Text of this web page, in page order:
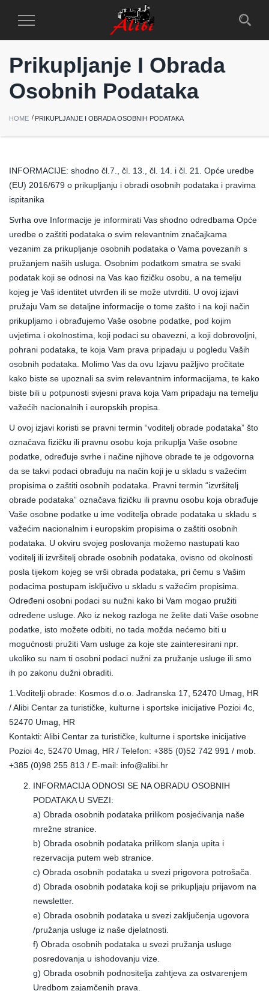
Toggle
Prikupljanje I Obrada
Osobnih Podataka
HOME PRIKUPLJANJE I OBRADA OSOBNIH PODATAKA
INFORMACIJE: shodno čl.7., čl. 13., čl. 14. i čl. 21. Opće uredbe
(EU) 2016/679 o prikupljanju i obradi osobnih podataka i pravima
ispitanika
Svrha ove Informacije je informirati Vas shodno odredbama Opće
uredbe o zaštiti podataka o svim relevantnim značajkama
vezanim za prikupljanje osobnih podataka o Vama povezanih s
pružanjem naših usluga. Osobnim podatkom smatra se svaki
podatak koji se odnosi na Vas kao fizičku osobu, a na temelju
kojeg je Vaš identitet utvrđen ili se može utvrditi. U ovoj izjavi
pružaju Vam se detaljne informacije o tome zašto i na koji način
prikupljamo i obrađujemo Vaše osobne podatke, pod kojim
uvjetima i okolnostima, koji podaci su obavezni, a koji dobrovoljni,
pohrani podataka, te koja Vam prava pripadaju u pogledu Vaših
osobnih podataka. Molimo Vas da ovu Izjavu pažljivo pročitate
kako biste se upoznali sa svim relevantnim informacijama, te kako
biste bili u potpunosti svjesni prava koja Vam pripadaju na temelju
važećih nacionalnih i europskih propisa.
U ovoj izjavi koristi se pravni termin “voditelj obrade podataka” što
označava fizičku ili pravnu osobu koja prikuplja Vaše osobne
podatke, određuje svrhe i načine njihove obrade te je odgovorna
da se takvi podaci obrađuju na način koji je u skladu s važećim
propisima o zaštiti osobnih podataka. Pravni termin “izvršitelj
obrade podataka” označava fizičku ili pravnu osobu koja obrađuje
Vaše osobne podatke u ime voditelja obrade podataka u skladu s
važećim nacionalnim i europskim propisima o zaštiti osobnih
podataka. U okviru svojeg poslovanja možemo nastupati kao
voditelj ili izvršitelj obrade osobnih podataka, ovisno od okolnosti
posla tijekom kojeg se vrši obrada podataka, pri čemu s Vašim
podacima postupam isključivo u skladu s važećim propisima.
Određeni osobni podaci su nužni kako bi Vam mogao pružiti
određene usluge. Ako iz nekog razloga ne želite dati Vaše osobne
podatke, isto možete odbiti, no tada možda nećemo biti u
mogućnosti pružiti Vam usluge za koje ste zainteresirani npr.
ukoliko su nam ti osobni podaci nužni za pružanje usluge ili smo
ih po zakonu dužni obraditi.
1.Voditelji obrade: Kosmos d.o.o. Jadranska 17, 52470 Umag, HR
/ Alibi Centar za turističke, kulturne i sportske inicijative Pozioi 4c,
52470 Umag, HR
Kontakti: Alibi Centar za turističke, kulturne i sportske inicijative
Pozioi 4c, 52470 Umag, HR / Telefon: +385 (0)52 742 991 / mob.
+385 (0)98 255 813 / E-mail: info@alibi.hr
INFORMACIJA ODNOSI SE NA OBRADU OSOBNIH
PODATAKA U SVEZI:
a) Obrada osobnih podataka prilikom posjećivanja naše
mrežne stranice.
b) Obrada osobnih podataka prilikom slanja upita i
rezervacija putem web stranice.
c) Obrada osobnih podataka u svezi prigovora potrošača.
d) Obrada osobnih podataka koji se prikupljaju prijavom na
newsletter.
e) Obrada osobnih podataka u svezi zaključenja ugovora
/pružanja usluge iz naše djelatnosti.
f) Obrada osobnih podataka u svezi pružanja usluge
posredovanja u ishodovanju vize.
g) Obrada osobnih podnositelja zahtjeva za ostvarenjem
Uredbom zajamčenih prava.